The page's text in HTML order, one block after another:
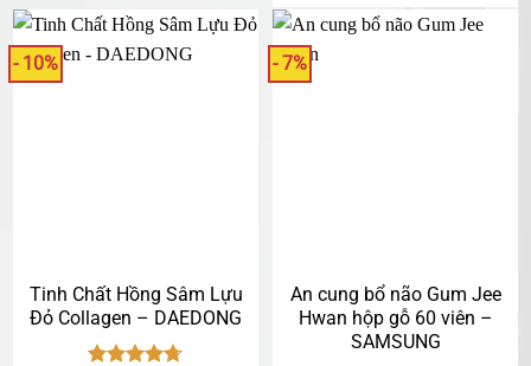
phẩm
có
thể
được
- 10%
Tinh Chất Hồng Sâm Lựu
Đỏ Collagen – DAEDONG
- 7%
An cung bổ não Gum Jee
Hwan hộp gỗ 60 viên –
SAMSUNG